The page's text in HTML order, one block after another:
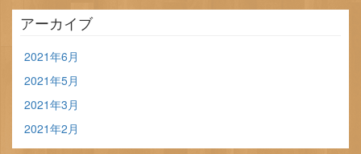
アーカイブ
2021年6月
2021年5月
2021年3月
2021年2月